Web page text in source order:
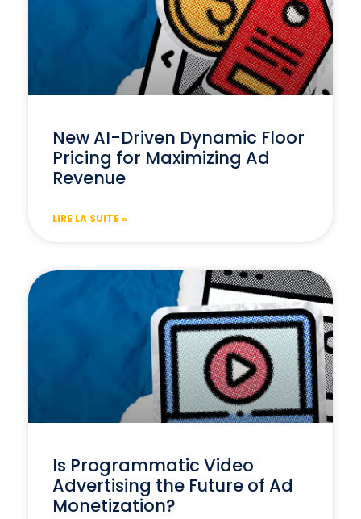
New AI-Driven Dynamic Floor
Pricing for Maximizing Ad
Revenue
LIRE LA SUITE »
Is Programmatic Video
Advertising the Future of Ad
Monetization?